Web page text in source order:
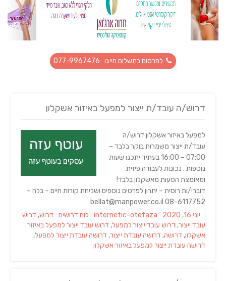
לפרסום בתשלום חייגו 077-9967476
דרוש/ה עובד/ת ייצור למפעל באיזור אשקלון
למפעל באיזור אשקלון דרוש/ה
עובד/ת ייצור משמרות בוקר בלבד –
07:00 – 16:00 בעתיד יתכנו שעות
נוספות . נכונות לעבודה פיזית
ומאומצת הסעות מאשקלון בלבד!
דוברי/ות רוסית – יתרון לפרטים נוספים ושליחת קורות חיים – בלה –
08-6117752 bellat@manpower.co.il
Posted
on
יוני 16, 2020 Author
internetic-otefaza
Categories
לוח דרושים Tags
דרוש, דרוש
עובד ייצור, דרוש עובד ייצור למפעל, דרוש עובד ייצור למפעל באיזור
אשקלון, דרושה, דרושה עובדת ייצור, דרושה עובדת ייצור למפעל,
דרושה עובדת ייצור למפעל באיזור אשקלון